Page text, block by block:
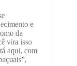
e
da
vira isso
aqui, com